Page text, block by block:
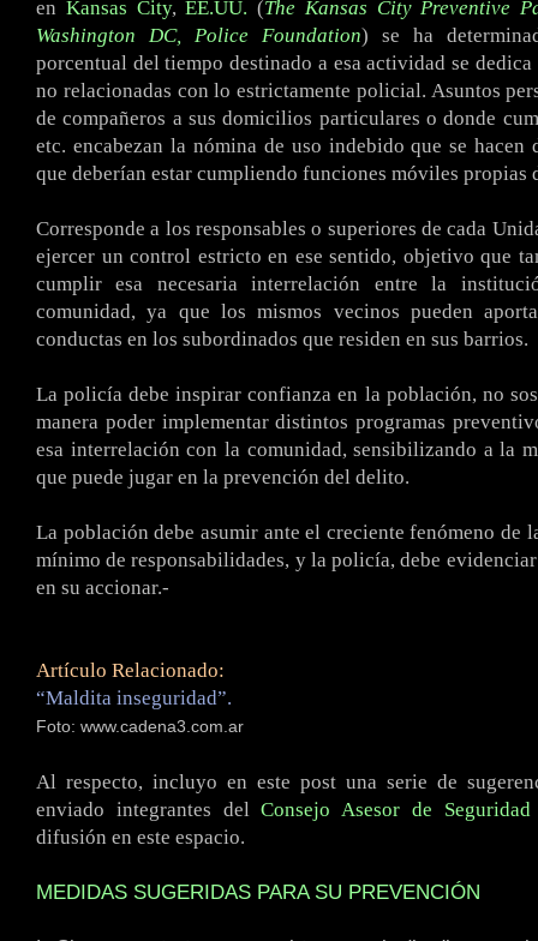
en Kansas City,EE.UU. (The Kansas City Preventive
Washington DC, Police Foundation) se ha
porcentual del tiempo destinado a esa actividad se
no relacionadas con lo estrictamente policial. Asuntos
de compañeros a sus domicilios particulares o donde
etc. encabezan la nómina de uso indebido que se hacen
que deberían estar cumpliendo funciones móviles propias
Corresponde a los responsables o superiores de cada
ejercer un control estricto en ese sentido, objetivo que
cumplir esa necesaria interrelación entre la
comunidad, ya que los mismos vecinos pueden
conductas en los subordinados que residen en sus barrios.
La policía debe inspirar confianza en la población, no
manera poder implementar distintos programas
esa interrelación con la comunidad, sensibilizando a la
que puede jugar en la prevención del delito.
La población debe asumir ante el creciente fenómeno de
mínimo de responsabilidades, y la policía, debe
en su accionar.-
Artículo Relacionado:
“Maldita inseguridad”.
Foto: www.cadena3.com.ar
Al respecto, incluyo en este post una serie de
enviado integrantes delConsejo Asesor de Seguridad
difusión en este espacio.
MEDIDAS SUGERIDAS PARA SU PREVENCIÓN